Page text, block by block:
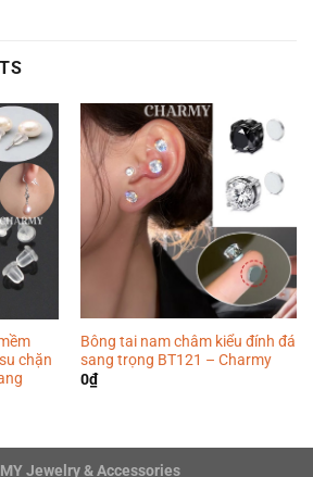
chặn
Bông tai nam châm kiểu đính đá
sang trọng BT121 – Charmy
0₫
Jewelry & Accessories